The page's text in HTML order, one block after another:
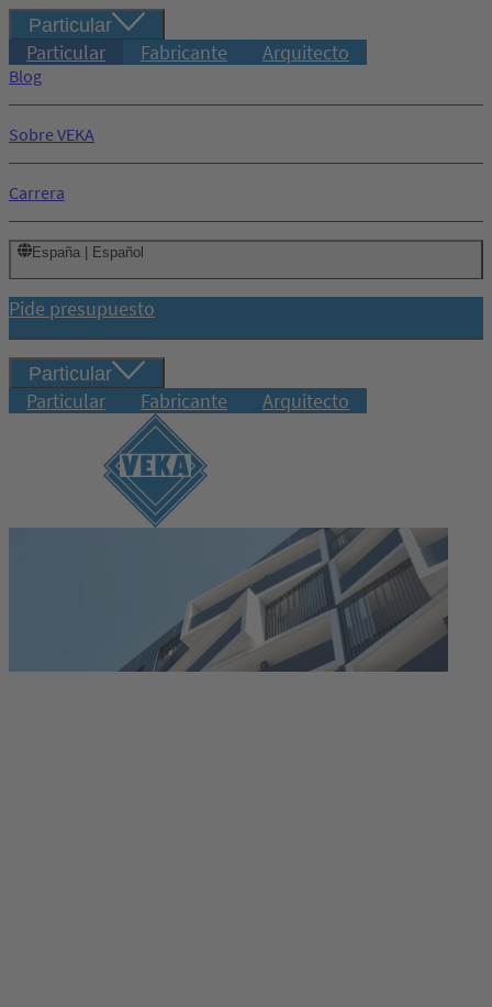
Particular
Particular Fabricante Arquitecto
Blog
Sobre VEKA
Carrera
España | Español
Pide presupuesto
Particular
Particular Fabricante Arquitecto